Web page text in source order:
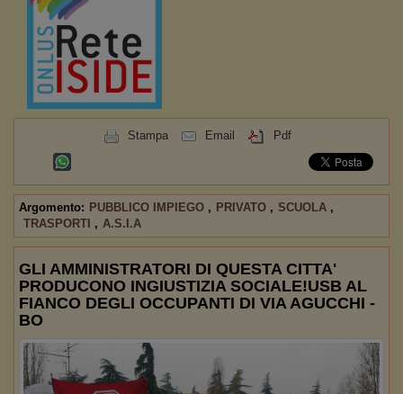
Stampa Email Pdf
Argomento: PUBBLICO IMPIEGO , PRIVATO , SCUOLA ,
TRASPORTI , A.S.I.A
GLI AMMINISTRATORI DI QUESTA CITTA'
PRODUCONO INGIUSTIZIA SOCIALE!USB AL
FIANCO DEGLI OCCUPANTI DI VIA AGUCCHI -
BO